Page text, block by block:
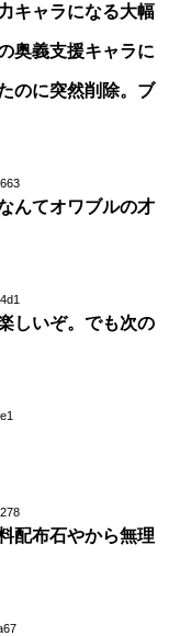
キャラになる大幅
奥義支援キャラに
のに突然削除。ブ
んてオワブルの才
しいぞ。でも次の
配布石やから無理